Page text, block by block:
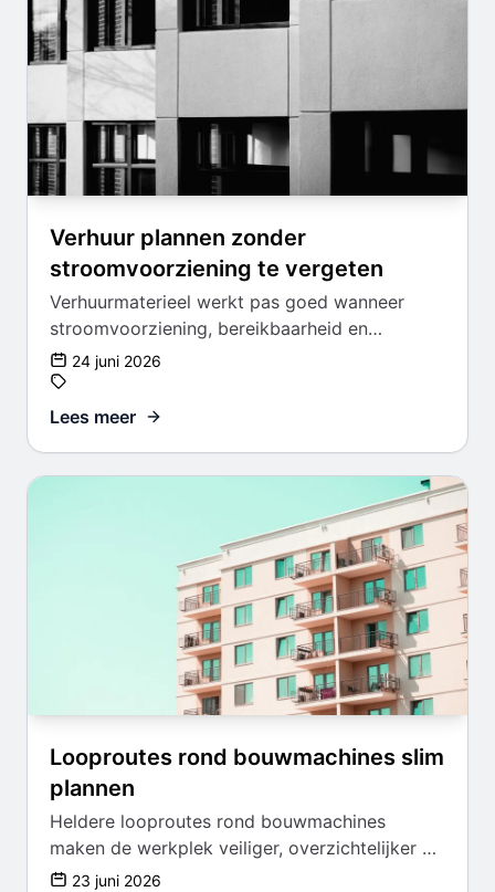
Verhuur plannen zonder
stroomvoorziening te vergeten
Verhuurmaterieel werkt pas goed wanneer
stroomvoorziening, bereikbaarheid en
inzetmoment vooraf zijn geregeld.
24 juni 2026
Lees meer
Looproutes rond bouwmachines slim
plannen
Heldere looproutes rond bouwmachines
maken de werkplek veiliger, overzichtelijker en
efficiënter.
23 juni 2026